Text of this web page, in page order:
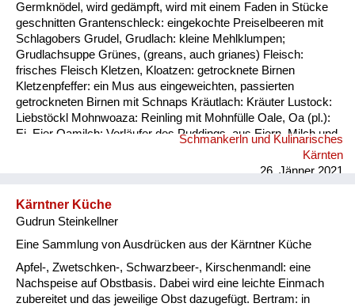
Germknödel, wird gedämpft, wird mit einem Faden in Stücke
geschnitten Grantenschleck: eingekochte Preiselbeeren mit
Schlagobers Grudel, Grudlach: kleine Mehlklumpen;
Grudlachsuppe Grünes, (greans, auch grianes) Fleisch:
frisches Fleisch Kletzen, Kloatzen: getrocknete Birnen
Kletzenpfeffer: ein Mus aus eingeweichten, passierten
getrockneten Birnen mit Schnaps Kräutlach: Kräuter Lustock:
Liebstöckl Mohnwoaza: Reinling mit Mohnfülle Oale, Oa (pl.):
Ei, Eier Oamilch: Vorläufer des Puddings, aus Eiern, Milch und
Lavanttal, Mohnwoaza mit einem Saft aus Dörrobst und
Schmankerln und Kulinarisches
Kärnten
26. Jänner 2021
Kärntner Küche
Gudrun Steinkellner
Eine Sammlung von Ausdrücken aus der Kärntner Küche
Apfel-, Zwetschken-, Schwarzbeer-, Kirschenmandl: eine
Nachspeise auf Obstbasis. Dabei wird eine leichte Einmach
zubereitet und das jeweilige Obst dazugefügt. Bertram: in